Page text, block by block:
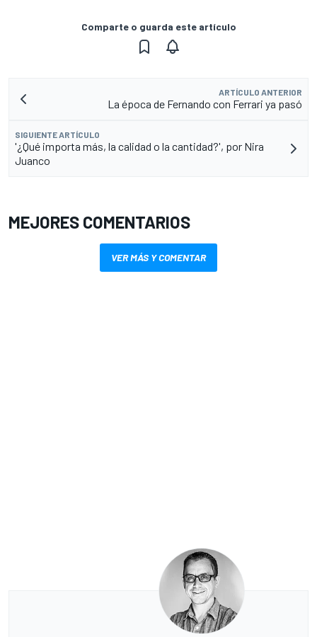
Comparte o guarda este artículo
ARTÍCULO ANTERIOR
La época de Fernando con Ferrari ya pasó
SIGUIENTE ARTÍCULO
'¿Qué importa más, la calidad o la cantidad?', por Nira
Juanco
MEJORES COMENTARIOS
VER MÁS Y COMENTAR